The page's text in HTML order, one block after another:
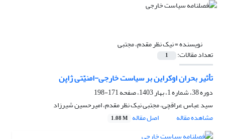
نویسنده =نیک نظر مقدم، مجتبی
تعداد مقالات: 1
تأثیر بحران اوکراین بر سیاست خارجی-امنیّتی ژاپن
دوره 38، شماره 1، بهار 1403، صفحه
171-198
سید عباس عراقچی، مجتبی نیک نظر مقدم، امیرحسین شیرزاد
مشاهده مقاله
اصل مقاله 1.08 M